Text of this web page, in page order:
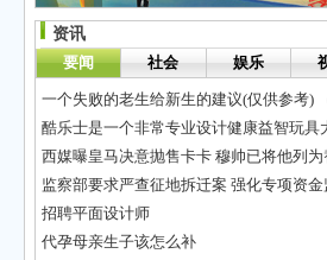
资讯
要闻
社会 娱乐
一个失败的老生给新生的建议(仅供参考)
酷乐士是一个非常专业设计健康益智玩具
西媒曝皇马决意抛售卡卡 穆帅已将他列为
监察部要求严查征地拆迁案 强化专项资金
招聘平面设计师
代孕母亲生子该怎么补